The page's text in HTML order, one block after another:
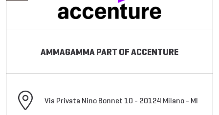
AMMAGAMMA PART OF ACCENTURE
Via Privata Nino Bonnet 10 - 20124 Milano - MI